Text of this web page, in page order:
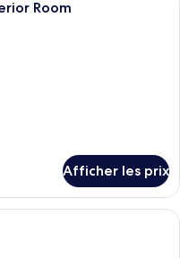
Room
Afficher les prix